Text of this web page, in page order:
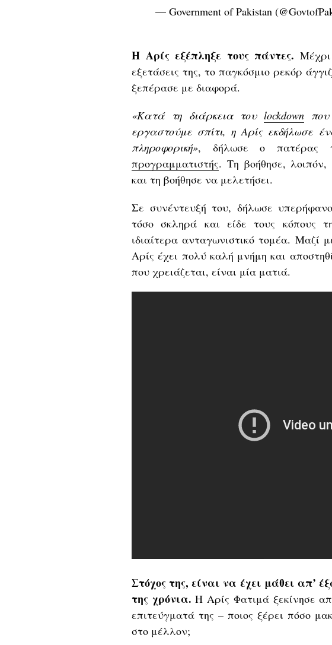
— Government of Pakistan
Η Αρίς εξέπληξε τους πάντες.
εξετάσεις της, το παγκόσμιο ρεκόρ
ξεπέρασε με διαφορά.
«Κατά τη διάρκεια τουlockdown
εργαστούμε σπίτι, η Αρίς εκδήλωσε
πληροφορική», δήλωσε ο πατέρας
προγραμματιστής. Τη βοήθησε, λοιπόν,
και τη βοήθησε να μελετήσει.
Σε συνέντευξή του, δήλωσε
τόσο σκληρά και είδε τους κόπους
ιδιαίτερα ανταγωνιστικό τομέα. Μαζί
Αρίς έχει πολύ καλή μνήμη και
που χρειάζεται, είναι μία ματιά.
Στόχος της, είναι να έχει μάθει απ’
της χρόνια. Η Αρίς Φατιμά ξεκίνησε
επιτεύγματά της – ποιος ξέρει πόσο
στο μέλλον;